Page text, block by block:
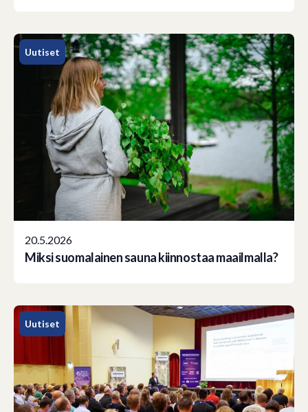
Uutiset
20.5.2026
Miksi suomalainen sauna kiinnostaa maailmalla?
Uutiset